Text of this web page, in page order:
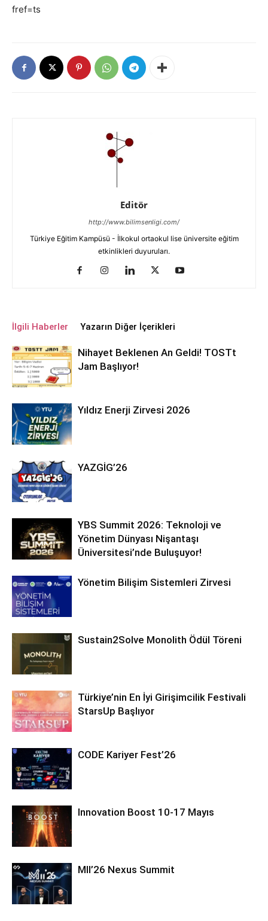
fref=ts
Editör
http://www.bilimsenligi.com/
Türkiye Eğitim Kampüsü - İlkokul ortaokul lise üniversite eğitim
etkinlikleri duyuruları.
İlgili Haberler Yazarın Diğer İçerikleri
Nihayet Beklenen An Geldi! TOSTt
Jam Başlıyor!
Yıldız Enerji Zirvesi 2026
YAZGİG’26
YBS Summit 2026: Teknoloji ve
Yönetim Dünyası Nişantaşı
Üniversitesi’nde Buluşuyor!
Yönetim Bilişim Sistemleri Zirvesi
Sustain2Solve Monolith Ödül Töreni
Türkiye’nin En İyi Girişimcilik Festivali
StarsUp Başlıyor
CODE Kariyer Fest’26
Innovation Boost 10-17 Mayıs
MII’26 Nexus Summit